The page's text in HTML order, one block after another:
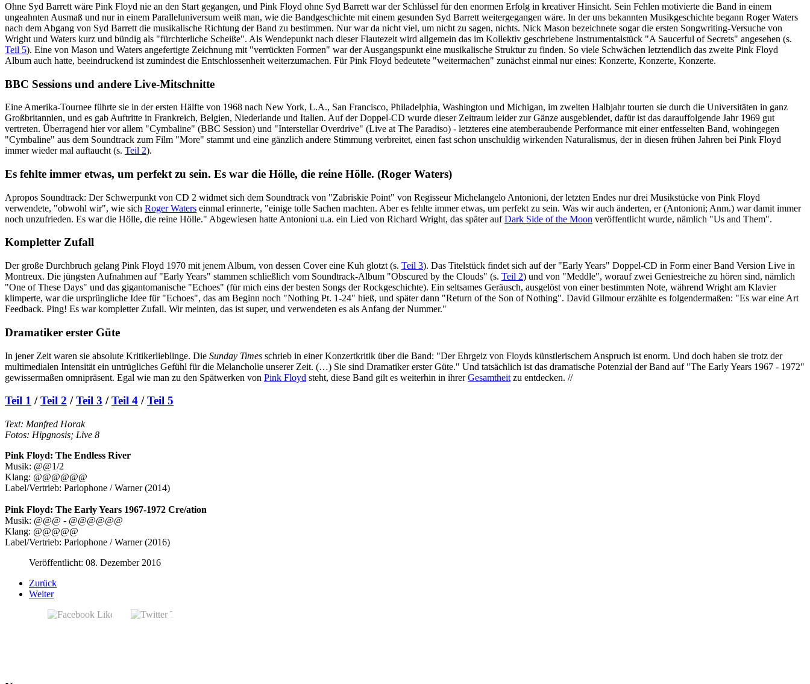
Ohne Syd Barrett wäre Pink Floyd nie an den Start gegangen, und Pink Floyd ohne Syd Barrett war der Schlüssel für den enormen Erfolg in kreativer Hinsicht. Sein Fehlen motivierte die Band in einem
ungeahnten Ausmaß und nur in einem Paralleluniversum weiß man, wie die Bandgeschichte mit einem gesunden Syd Barrett weitergegangen wäre. In der uns bekannten Musikgeschichte begann Roger Waters
nach dem Abgang von Syd Barrett die musikalische Richtung der Band zu bestimmen. Nur war da nicht viel, um nicht zu sagen, nichts. Nick Mason bezeichnete sogar die ersten Songwriting-Versuche von
Wright und Waters kurz und bündig als "fürchterliche Scheiße". Als Wendepunkt nach dieser Flautezeit wird allgemein das im Kollektiv geschriebene Instrumentalstück "A Saucerful of Secrets" angesehen (s.
Teil 5). Eine von Mason und Waters angefertigte Zeichnung mit "verrückten Formen" war der Ausgangspunkt eine musikalische Struktur zu finden. So viele Schwächen letztendlich das zweite Pink Floyd
Album auch hatte, beeindruckend ist zumindest die Entschlossenheit weiterzumachen. Für Pink Floyd bedeutete "weitermachen" zunächst einmal nur eines: Konzerte, Konzerte, Konzerte.
BBC Sessions und andere Live-Mitschnitte
Eine Amerika-Tournee führte sie in der ersten Hälfte von 1968 nach New York, L.A., San Francisco, Philadelphia, Washington und Michigan, im zweiten Halbjahr tourten sie durch die Universitäten in ganz
Großbritannien, und es gab Auftritte in Frankreich, Belgien, Niederlande und Italien. Auf der Doppel-CD wurde dieser Zeitraum leider zur Gänze ausgeblendet, dafür ist das darauffolgende Jahr 1969 gut
vertreten. Überragend hier vor allem "Cymbaline" (BBC Session) und "Interstellar Overdrive" (Live at The Paradiso) - letzteres eine atemberaubende Performance mit einer entfesselten Band, wohingegen
"Cymbaline" aus dem Soundtrack zum Film "More" stammt und eine gänzlich andere Stimmung verbreitet, einen fast schon unschuldig wirkenden Naturalismus, der in diesen frühen Jahren bei Pink Floyd
immer wieder mal auftaucht (s. Teil 2).
Es fehlte immer etwas, um perfekt zu sein. Es war die Hölle, die reine Hölle. (Roger Waters)
Apropos Soundtrack: Der Schwerpunkt von CD 2 widmet sich dem Soundtrack von "Zabriskie Point" von Regisseur Michelangelo Antonioni, der letzten Endes nur drei Musikstücke von Pink Floyd
verwendete, "obwohl wir", wie sich Roger Waters einmal erinnerte, "einige tolle Sachen machten. Aber es fehlte immer etwas, um perfekt zu sein. Was wir auch änderten, er (Antonioni; Anm.) war damit immer
noch unzufrieden. Es war die Hölle, die reine Hölle." Abgewiesen hatte Antonioni u.a. ein Lied von Richard Wright, das später aufDark Side of the Moon veröffentlicht wurde, nämlich "Us and Them".
Kompletter Zufall
Der große Durchbruch gelang Pink Floyd 1970 mit jenem Album, von dessen Cover eine Kuh glotzt (s. Teil 3). Das Titelstück findet sich auf der "Early Years" Doppel-CD in Form einer Band Version Live in
Montreux. Die jüngsten Aufnahmen auf "Early Years" stammen schließlich vom Soundtrack-Album "Obscured by the Clouds" (s. Teil 2) und von "Meddle", worauf zwei Geniestreiche zu hören sind, nämlich
"One of These Days" und das gigantomanische "Echoes" (für mich eins der besten Songs der Rockgeschichte). Ein seltsames Geräusch, ausgelöst von einer bestimmten Note, während Wright am Klavier
klimperte, war die ursprüngliche Idee für "Echoes", das am Beginn noch "Nothing Pt. 1-24" hieß, und später dann "Return of the Son of Nothing". David Gilmour erzählte es folgendermaßen: "Es war eine Art
Feedback. Ping! Es war kompletter Zufall. Wir meinten, das ist super, und verwendeten es als Anfang der Nummer."
Dramatiker erster Güte
In jener Zeit waren sie absolute Kritikerlieblinge. Die Sunday Times schrieb in einer Konzertkritik über die Band: "Der Ehrgeiz von Floyds künstlerischem Anspruch ist enorm. Und doch haben sie trotz der
multimedialen Intensität ein untrügliches Gefühl für die Melancholie unserer Zeit. (…) Sie sind Dramatiker erster Güte." Und tatsächlich ist das dramatische Potenzial der Band auf "The Early Years 1967 - 1972"
gewissermaßen omnipräsent. Egal wie man zu den Spätwerken von Pink Floyd steht, diese Band gilt es weiterhin in ihrerGesamtheit zu entdecken. //
Teil 1 /Teil 2 /Teil 3 /Teil 4 /Teil 5
Text: Manfred Horak
Fotos: Hipgnosis; Live 8
Pink Floyd: The Endless River
Musik: @@1/2
Klang: @@@@@@
Label/Vertrieb: Parlophone / Warner (2014)
Pink Floyd: The Early Years 1967-1972 Cre/ation
Musik: @@@ - @@@@@@
Klang: @@@@@
Label/Vertrieb: Parlophone / Warner (2016)
Veröffentlicht: 08. Dezember 2016
Zurück
Weiter